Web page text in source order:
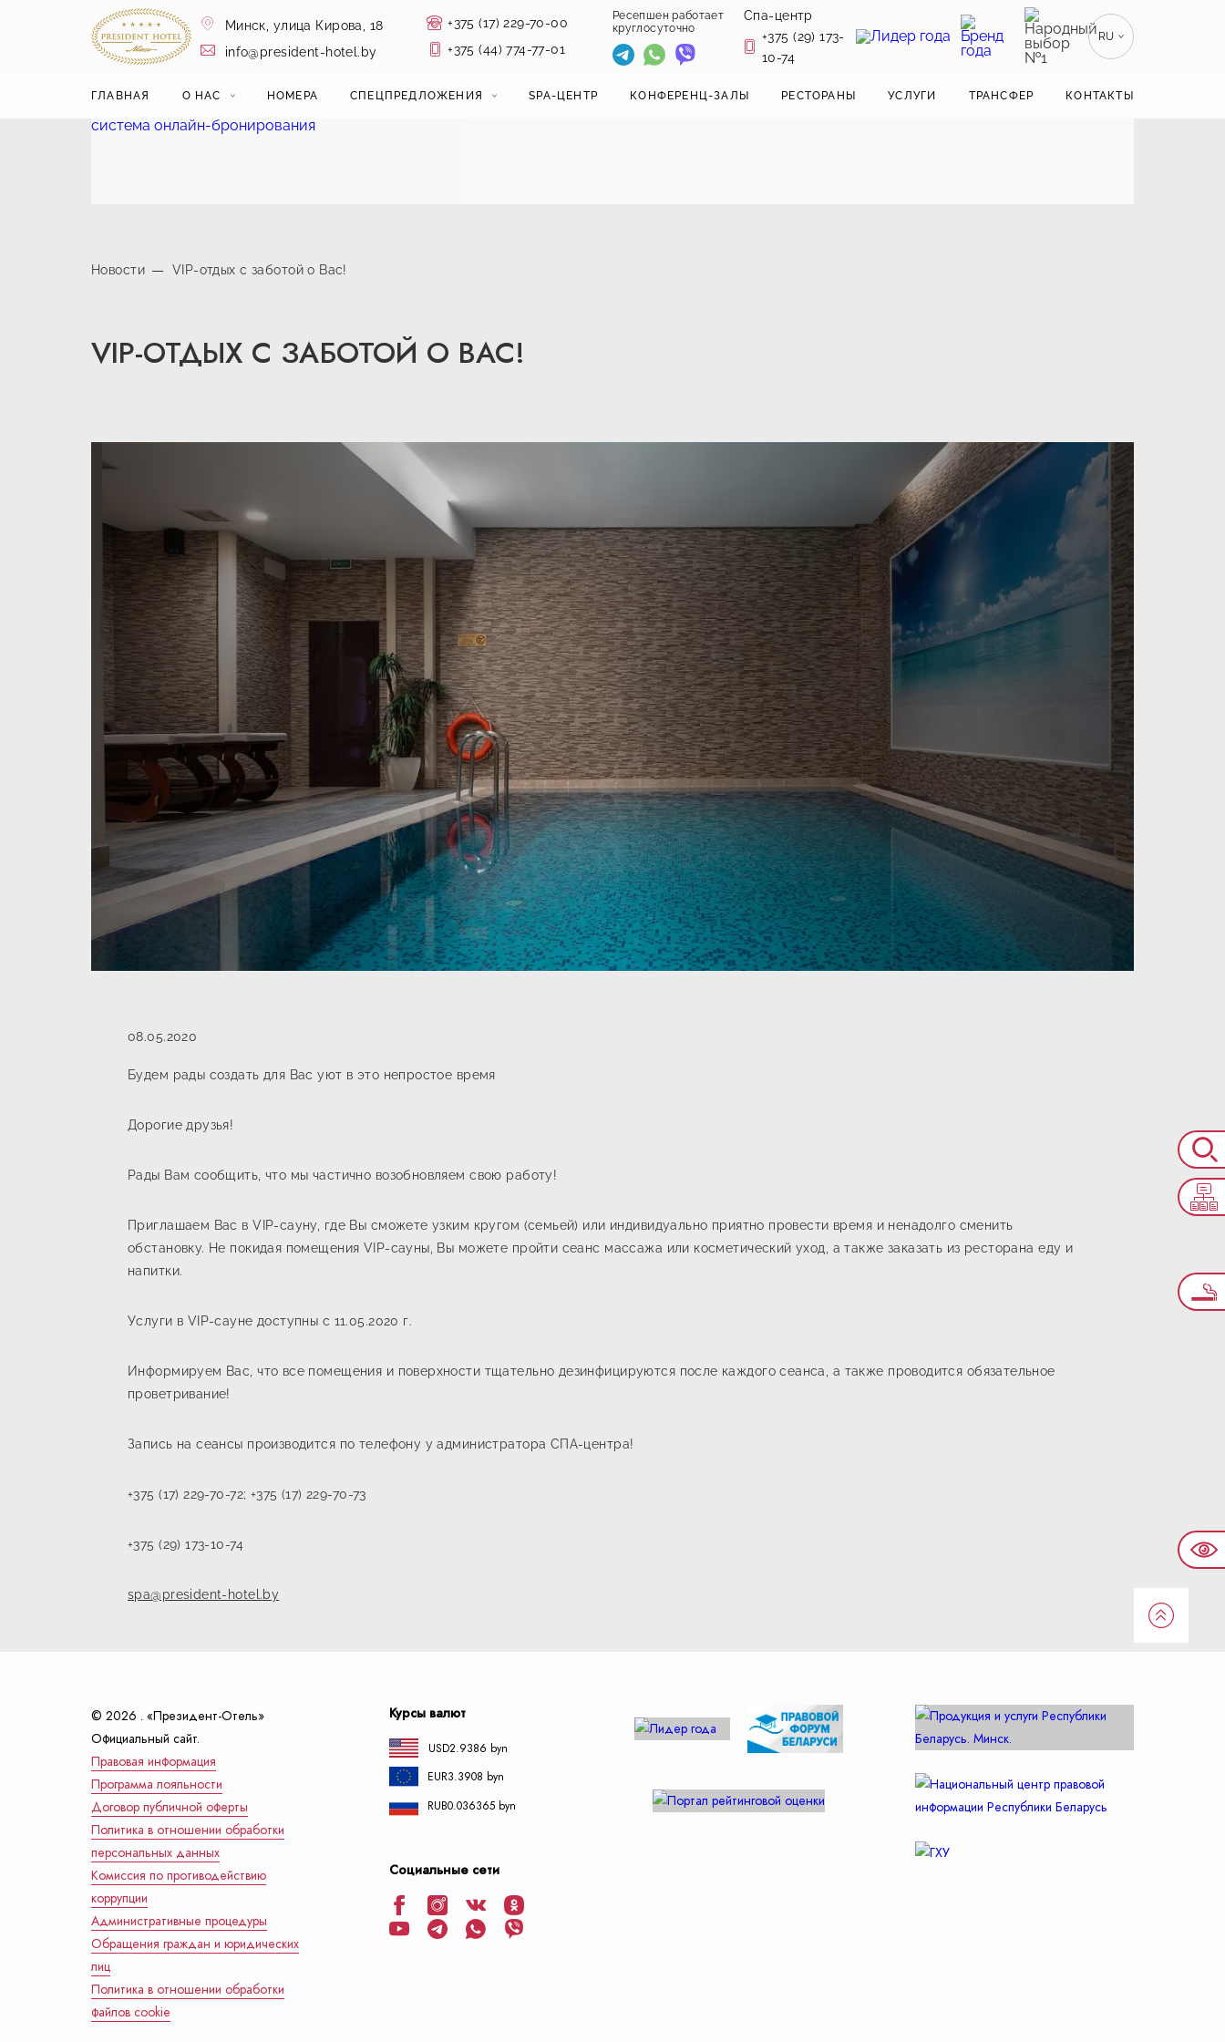
Минск, улица Кирова, 18
info@president-hotel.by
+375 (17) 229-70-00
+375 (44) 774-77-01
Ресепшен работает
круглосуточно
Спа-центр
+375 (29) 173-
10-74
RU
ENGLISH
ГЛАВНАЯ О НАС НОМЕРА СПЕЦПРЕДЛОЖЕНИЯ SPA-ЦЕНТР КОНФЕРЕНЦ-ЗАЛЫ РЕСТОРАНЫ УСЛУГИ ТРАНСФЕР КОНТАКТЫ
система онлайн-бронирования
Новости VIP-отдых с заботой о Вас!
VIP-ОТДЫХ С ЗАБОТОЙ О ВАС!
08.05.2020
Будем рады создать для Вас уют в это непростое время
Дорогие друзья!
Рады Вам сообщить, что мы частично возобновляем свою работу!
Приглашаем Вас в VIP-сауну, где Вы сможете узким кругом (семьей) или индивидуально приятно провести время и ненадолго сменить
обстановку. Не покидая помещения VIP-сауны, Вы можете пройти сеанс массажа или косметический уход, а также заказать из ресторана еду и
напитки.
Услуги в VIP-сауне доступны с 11.05.2020 г.
Информируем Вас, что все помещения и поверхности тщательно дезинфицируются после каждого сеанса, а также проводится обязательное
проветривание!
Запись на сеансы производится по телефону у администратора СПА-центра!
+375 (17) 229-70-72; +375 (17) 229-70-73
+375 (29) 173-10-74
spa@president-hotel.by
© 2026 . «Президент-Отель»
Официальный сайт.
Правовая информация
Программа лояльности
Договор публичной оферты
Политика в отношении обработки
персональных данных
Комиссия по противодействию
коррупции
Административные процедуры
Обращения граждан и юридических
лиц
Политика в отношении обработки
файлов cookie
Курсы валют
USD2.9386 byn
EUR3.3908 byn
RUB0.036365 byn
Социальные сети